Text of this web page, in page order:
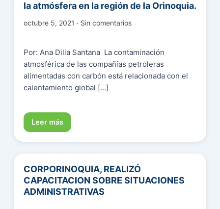
la atmósfera en la región de la Orinoquia.
octubre 5, 2021 · Sin comentarios
Por: Ana Dilia Santana La contaminación
atmosférica de las compañías petroleras
alimentadas con carbón está relacionada con el
calentamiento global […]
Leer más
CORPORINOQUIA, REALIZÓ
CAPACITACION SOBRE SITUACIONES
ADMINISTRATIVAS